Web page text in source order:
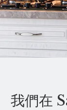
我們在